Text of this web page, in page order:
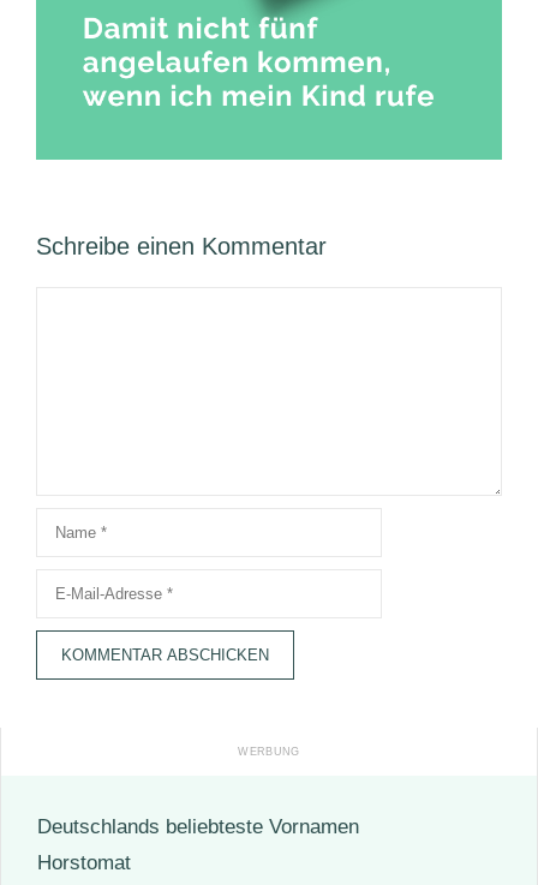
Schreibe einen Kommentar
Name
Deutschlands beliebteste Vornamen
Horstomat